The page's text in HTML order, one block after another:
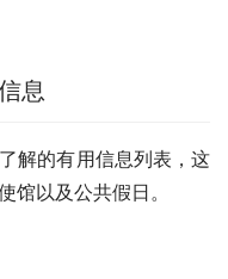
息
解的有用信息列表，这
馆以及公共假日。